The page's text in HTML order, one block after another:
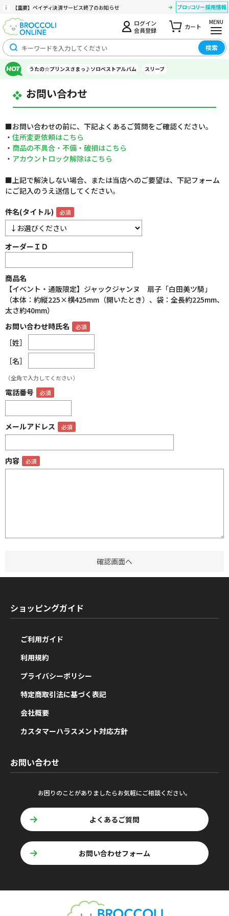
【重要】ペイディ決済サービス終了のお知らせ
ログイン
会員登録
カート
MENU
検索
うたの☆プリンスさまっ♪ソロベストアルバム スリーブ
お問い合わせ
■お問い合わせの前に、下記よくあるご質問をご確認ください。
・ 住所変更依頼はこちら
・ 商品の不具合・不備・破損はこちら
・ アカウントロック解除はこちら
■上記で解決しない場合、または当店へのご要望は、下記フォーム
にご記入のうえ送信してください。
件名(タイトル)
オーダーＩＤ
商品名
【イベント・通販限定】ジャックジャンヌ 扇子「白田美ツ騎」
（本体：約縦225×横425mm（開いたとき）、袋：全長約225mm、
太さ約40mm）
お問い合わせ時氏名
［姓］
［名］
（全角で入力してください）
電話番号
メールアドレス
内容
ショッピングガイド
ご利用ガイド
利用規約
プライバシーポリシー
特定商取引法に基づく表記
会社概要
カスタマーハラスメント対応方針
お問い合わせ
お困りのことがありましたらお気軽にご相談ください。
よくあるご質問
お問い合わせフォーム